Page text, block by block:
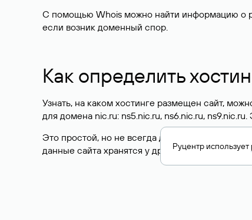
С помощью Whois можно найти информацию о
если возник доменный спор.
Как определить
Узнать, на каком хостинге размещен сайт,
для домена nic.ru: ns5.nic.ru, ns6.nic.ru,
Это простой, но не всегда достоверный
данные сайта хранятся у другого хостинг-
Руцентр использует